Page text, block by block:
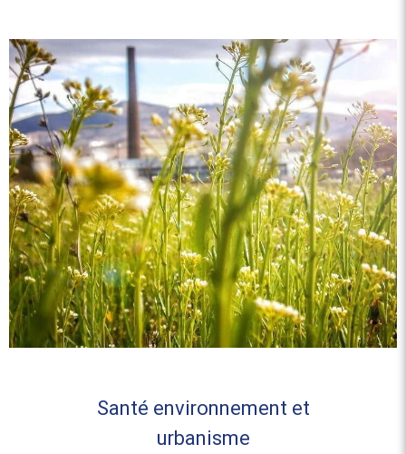
Santé environnement et
urbanisme